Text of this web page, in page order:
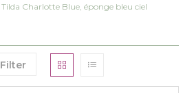
Tilda Charlotte Blue, éponge bleu ciel
Filter